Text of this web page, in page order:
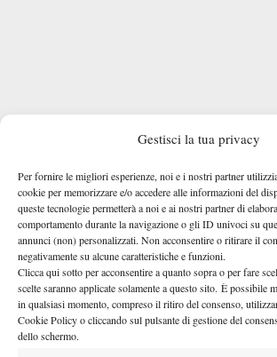
Gestisci la tua privacy
Per fornire le migliori esperienze, noi e i nostri partner
cookie per memorizzare e/o accedere alle informazioni del
queste tecnologie permetterà a noi e ai nostri partner di
comportamento durante la navigazione o gli ID univoci su
annunci (non) personalizzati. Non acconsentire o ritirare il
negativamente su alcune caratteristiche e funzioni.
Clicca qui sotto per acconsentire a quanto sopra o per fare
scelte saranno applicate solamente a questo sito. È possibile
in qualsiasi momento, compreso il ritiro del consenso,
Cookie Policy o cliccando sul pulsante di gestione del
dello schermo.
Djokovic out, grande equilibrio per
In una parte di tabellone che ha perso Novak
all’esordio con Dino Prizmic – sarà grande
spicchio opposto a quello diJannik Sinner: “
dei favoriti per la finale, il favorito in questo
Jannik. I risultati si alternano molto, Zverev è
continuità. Anche Djokovic veniva da un